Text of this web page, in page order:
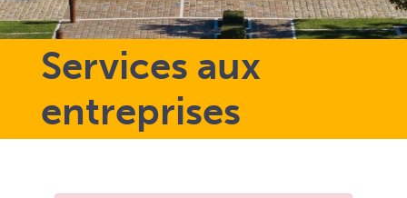
Services aux
entreprises